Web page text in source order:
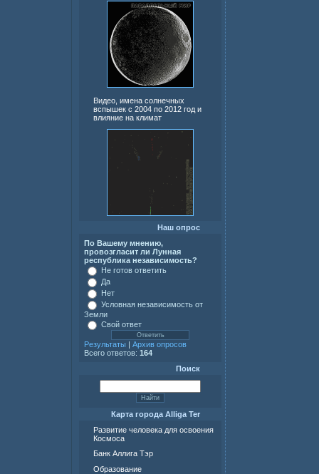
Видео, имена солнечных
вспышек с 2004 по 2012 год и
влияние на климат
Наш опрос
По Вашему мнению,
провозгласит ли Лунная
республика независимость?
Не готов ответить
Да
Нет
Условная независимость от
Земли
Свой ответ
Результаты | Архив опросов
Всего ответов: 164
Поиск
Карта города Alliga Ter
Развитие человека для освоения
Космоса
Банк Аллига Тэр
Образование